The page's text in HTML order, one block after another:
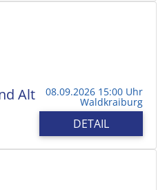
Alt 08.09.2026 15:00 Uhr
Waldkraiburg
DETAIL